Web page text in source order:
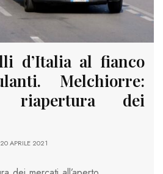
d’Italia al fianco
Melchiorre:
riapertura dei
APRILE 2021